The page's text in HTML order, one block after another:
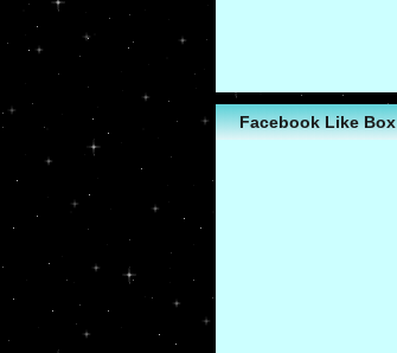
Facebook Like Box